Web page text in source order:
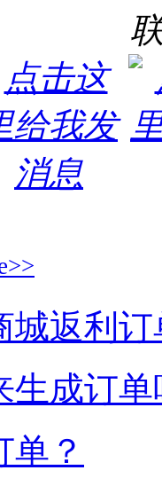
城返利
生成订单
单？